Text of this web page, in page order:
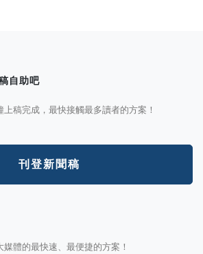
自助吧
稿完成，最快接觸最多讀者的方案！
刊登新聞稿
體的最快速、最便捷的方案！